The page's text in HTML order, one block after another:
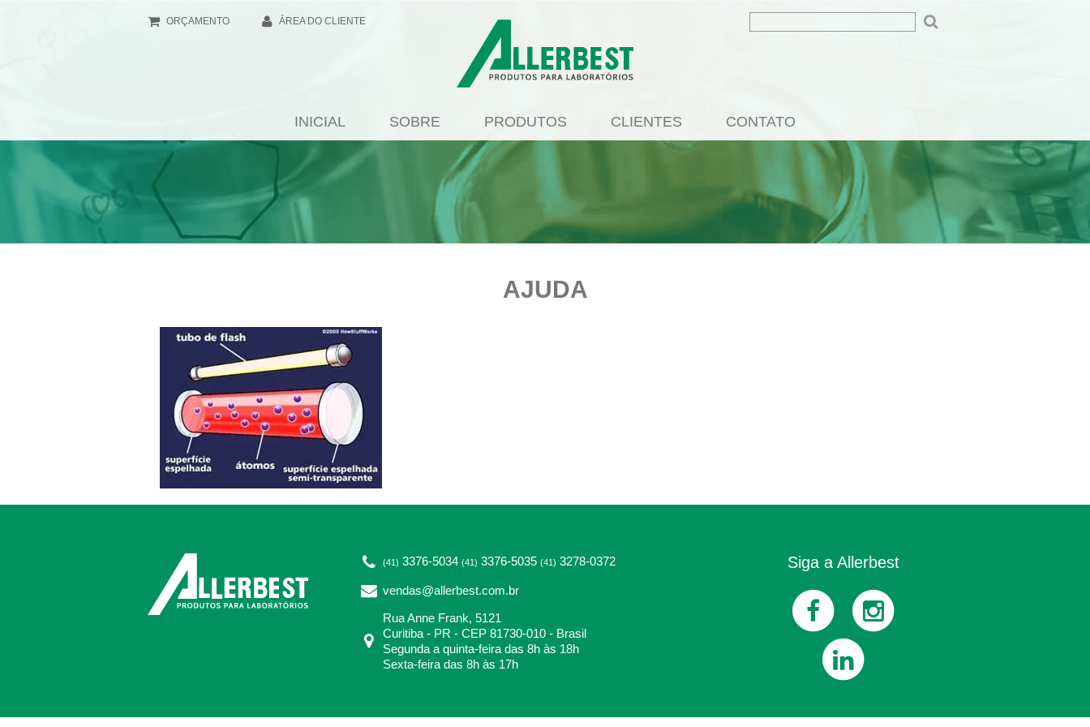
ORÇAMENTO ÁREA DO CLIENTE
INICIAL SOBRE PRODUTOS CLIENTES CONTATO
AJUDA
(41) 3376-5034 (41) 3376-5035 (41) 3278-0372
vendas@allerbest.com.br
Rua Anne Frank, 5121
Curitiba - PR - CEP 81730-010 - Brasil
Segunda a quinta-feira das 8h às 18h
Sexta-feira das 8h às 17h
Siga a Allerbest